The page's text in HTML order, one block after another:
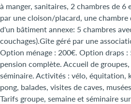
à manger, sanitaires, 2 chambres de 6
par une cloison/placard, une chambre
d'un bâtiment annexe: 5 chambres
couchages).Gîte géré par une
Option ménage : 200€. Option draps
pension complète. Accueil de
séminaire. Activités : vélo, équitation,
pong, balades, visites de caves,
Tarifs groupe, semaine et séminaire